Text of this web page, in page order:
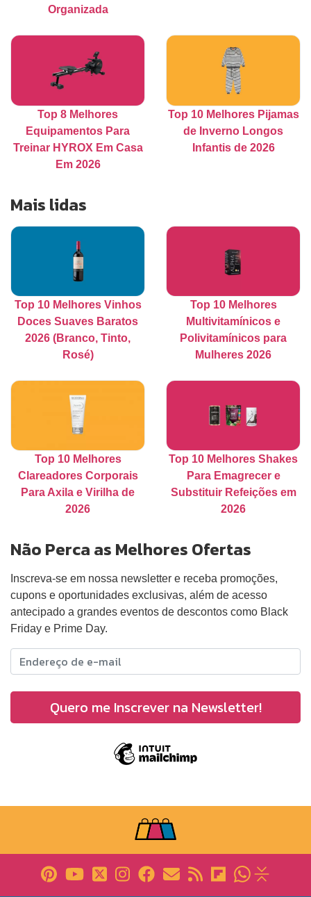
Organizada
Top 8 Melhores
Equipamentos Para
Treinar HYROX Em Casa
Em 2026
Top 10 Melhores Pijamas
de Inverno Longos
Infantis de 2026
Mais lidas
Top 10 Melhores Vinhos
Doces Suaves Baratos
2026 (Branco, Tinto,
Rosé)
Top 10 Melhores
Multivitamínicos e
Polivitamínicos para
Mulheres 2026
Top 10 Melhores
Clareadores Corporais
Para Axila e Virilha de
2026
Top 10 Melhores Shakes
Para Emagrecer e
Substituir Refeições em
2026
Não Perca as Melhores Ofertas
Inscreva-se em nossa newsletter e receba promoções,
cupons e oportunidades exclusivas, além de acesso
antecipado a grandes eventos de descontos como Black
Friday e Prime Day.